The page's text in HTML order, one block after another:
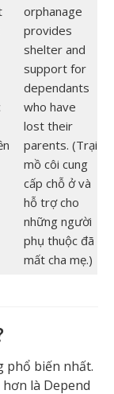
orphanage
provides
shelter and
support for
dependants
who have
lost their
parents. (Trại
mồ côi cung
cấp chỗ ở và
hỗ trợ cho
những người
phụ thuộc đã
mất cha mẹ.)
phổ biến nhất.
là Depend